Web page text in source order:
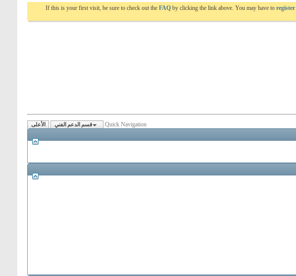
If this is your first visit, be sure to check out the FAQ by clicking the link above. You may have to register
Quick Navigation قسم الدعم الفني الأعلى